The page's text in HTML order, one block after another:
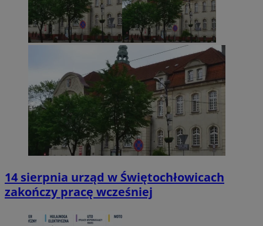
14 sierpnia urząd w Świętochłowicach
zakończy pracę wcześniej